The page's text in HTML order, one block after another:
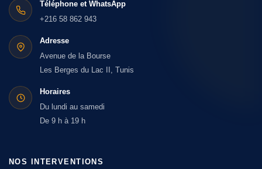
Téléphone et WhatsApp
+216 58 862 943
Adresse
Avenue de la Bourse
Les Berges du Lac II, Tunis
Horaires
Du lundi au samedi
De 9 h à 19 h
NOS INTERVENTIONS